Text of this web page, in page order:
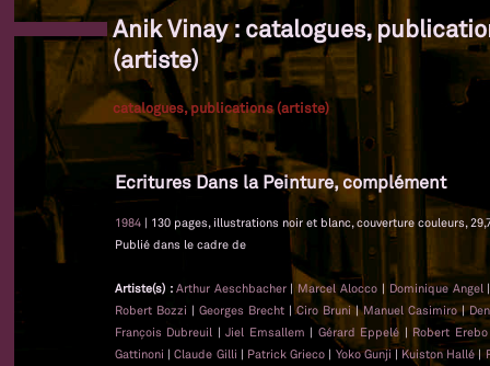
Anik Vinay : catalogues,
(artiste)
catalogues, publications (artiste)
Ecritures Dans la Peinture, complément
1984 | 130 pages, illustrations noir et blanc, couverture couleurs,
Publié dans le cadre de
Artiste(s) : Arthur Aeschbacher| Marcel Alocco | Dominique Angel
Robert Bozzi | Georges Brecht|Ciro Bruni|Manuel Casimiro|
François Dubreuil |Jiel Emsallem | Gérard Eppelé | Robert Erebo
Gattinoni |Claude Gilli | Patrick Grieco | Yoko Gunji|Kuiston Hallé |